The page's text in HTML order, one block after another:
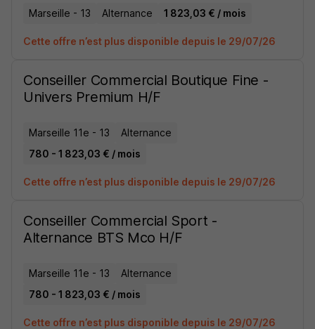
Marseille - 13 Alternance 1 823,03 € / mois
Cette offre n’est plus disponible depuis le 29/07/26
Conseiller Commercial Boutique Fine -
Univers Premium H/F
Marseille 11e - 13
Alternance
780 - 1 823,03 € / mois
Cette offre n’est plus disponible depuis le 29/07/26
Conseiller Commercial Sport -
Alternance BTS Mco H/F
Marseille 11e - 13
Alternance
780 - 1 823,03 € / mois
Cette offre n’est plus disponible depuis le 29/07/26